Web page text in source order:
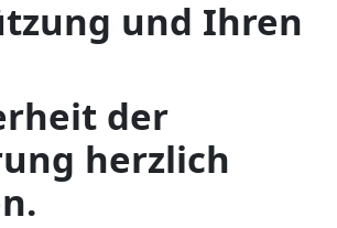
und Ihren
der
herzlich